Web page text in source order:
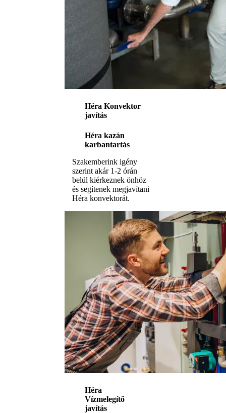
Héra Konvektor
javítás
Héra kazán
karbantartás
Szakemberink igény
szerint akár 1-2 órán
belül kiérkeznek önhöz
és segítenek megjavítani
Héra konvektorát.
Héra
Vízmelegítő
javítás